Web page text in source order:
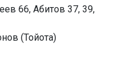
66, Абитов 37, 39,
(Тойота)